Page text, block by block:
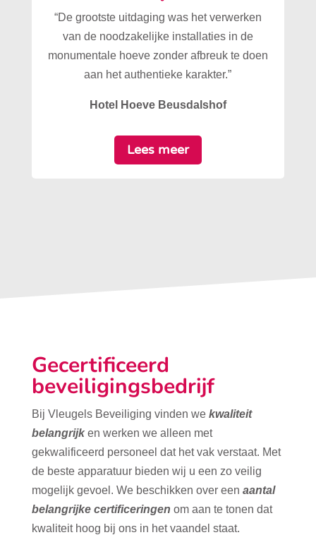
“De grootste uitdaging was het verwerken
van de noodzakelijke installaties in de
monumentale hoeve zonder afbreuk te doen
aan het authentieke karakter.”
Hotel Hoeve Beusdalshof
Lees meer
Gecertificeerd
beveiligingsbedrijf
Bij Vleugels Beveiliging vinden we kwaliteit
belangrijk en werken we alleen met
gekwalificeerd personeel dat het vak verstaat. Met
de beste apparatuur bieden wij u een zo veilig
mogelijk gevoel. We beschikken over een aantal
belangrijke certificeringen om aan te tonen dat
kwaliteit hoog bij ons in het vaandel staat.